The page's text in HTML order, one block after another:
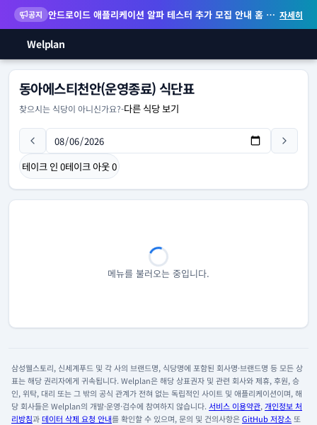
공지 안드로이드 애플리케이션 알파 테스터 추가 모집 안내 홈 화면 위젯 등 지원 자세히
Welplan
동아에스티천안(운영종료) 식단표
찾으시는 식당이 아니신가요?-다른 식당 보기
테이크 인 0테이크 아웃0
메뉴를 불러오는 중입니다.
삼성웰스토리, 신세계푸드 및 각 사의 브랜드명, 식당명에 포함된 회사명·브랜드명 등 모든 상
표는 해당 권리자에게 귀속됩니다. Welplan은 해당 상표권자 및 관련 회사와 제휴, 후원, 승
인, 위탁, 대리 또는 그 밖의 공식 관계가 전혀 없는 독립적인 사이트 및 애플리케이션이며, 해
당 회사들은 Welplan의 개발·운영·검수에 참여하지 않습니다. 서비스 이용약관, 개인정보 처
리방침과데이터 삭제 요청 안내를 확인할 수 있으며, 문의 및 건의사항은GitHub 저장소 또